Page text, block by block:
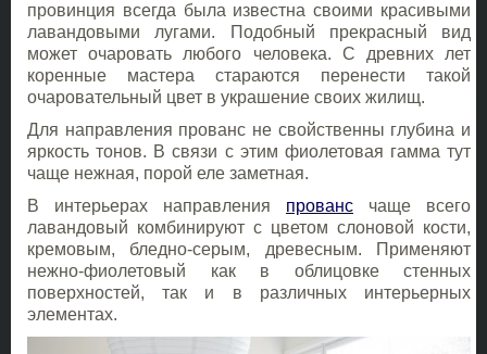
провинция всегда была известна своими красивыми
лавандовыми лугами. Подобный прекрасный вид
может очаровать любого человека. С древних лет
коренные мастера стараются перенести такой
очаровательный цвет в украшение своих жилищ.
Для направления прованс не свойственны глубина и
яркость тонов. В связи с этим фиолетовая гамма тут
чаще нежная, порой еле заметная.
В интерьерах направления прованс чаще всего
лавандовый комбинируют с цветом слоновой кости,
кремовым, бледно-серым, древесным. Применяют
нежно-фиолетовый как в облицовке стенных
поверхностей, так и в различных интерьерных
элементах.